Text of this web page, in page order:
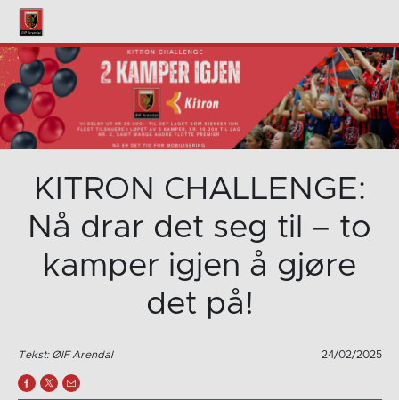
KITRON CHALLENGE:
Nå drar det seg til – to
kamper igjen å gjøre
det på!
Tekst: ØIF Arendal 24/02/2025